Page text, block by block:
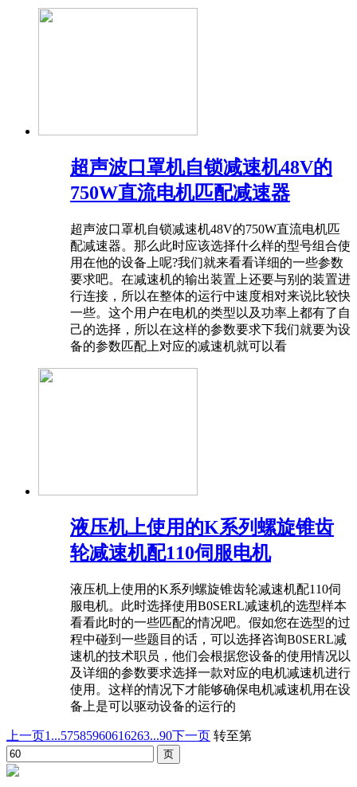
超声波口罩机自锁减速机48V的
750W直流电机匹配减速器
超声波口罩机自锁减速机48V的750W直流电机匹
配减速器。那么此时应该选择什么样的型号组合使
用在他的设备上呢?我们就来看看详细的一些参数
要求吧。在减速机的输出装置上还要与别的装置进
行连接，所以在整体的运行中速度相对来说比较快
一些。这个用户在电机的类型以及功率上都有了自
己的选择，所以在这样的参数要求下我们就要为设
备的参数匹配上对应的减速机就可以看
液压机上使用的K系列螺旋锥齿
轮减速机配110伺服电机
液压机上使用的K系列螺旋锥齿轮减速机配110伺
服电机。此时选择使用B0SERL减速机的选型样本
看看此时的一些匹配的情况吧。假如您在选型的过
程中碰到一些题目的话，可以选择咨询B0SERL减
速机的技术职员，他们会根据您设备的使用情况以
及详细的参数要求选择一款对应的电机减速机进行
使用。这样的情况下才能够确保电机减速机用在设
备上是可以驱动设备的运行的
上一页1...57585960616263...90下一页 转至第